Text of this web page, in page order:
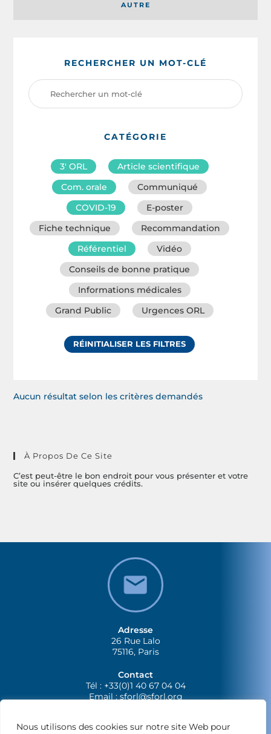
Nous utilisons des cookies sur notre site Web pour
AUTRE
RECHERCHER UN MOT-CLÉ
CATÉGORIE
3′ ORL
Article scientifique
Com. orale
Communiqué
COVID-19
E-poster
Fiche technique
Recommandation
Référentiel
Vidéo
Conseils de bonne pratique
Informations médicales
Grand Public
Urgences ORL
RÉINITIALISER LES FILTRES
Aucun résultat selon les critères demandés
À Propos De Ce Site
C’est peut-être le bon endroit pour vous présenter et votre
site ou insérer quelques crédits.
Adresse
26 Rue Lalo
75116, Paris
Contact
Tél : +33(0)1 40 67 04 04
Email :sforl@sforl.org